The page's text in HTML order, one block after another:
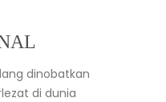
dinobatkan
di dunia